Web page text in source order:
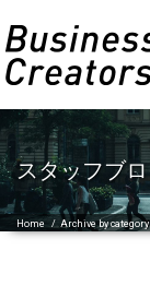
スタッフブ
Home /Archive by